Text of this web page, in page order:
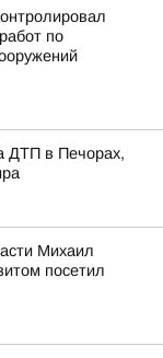
по
ДТП в Печорах,
Михаил
посетил